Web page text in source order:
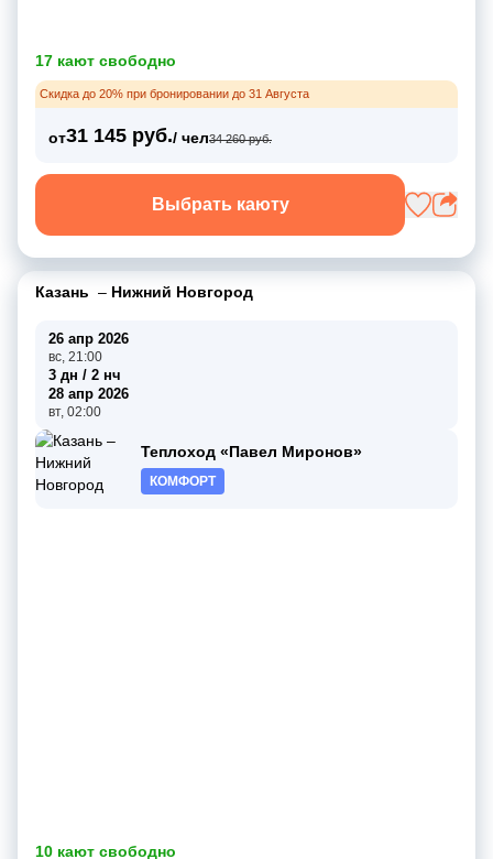
17 кают свободно
Скидка до 20% при бронировании до 31 Августа
от31 145 руб./ чел34 260 руб.
Выбрать каюту
Казань – Нижний Новгород
26 апр 2026
вс, 21:00
3 дн / 2 нч
28 апр 2026
вт, 02:00
Теплоход «Павел Миронов»
КОМФОРТ
10 кают свободно